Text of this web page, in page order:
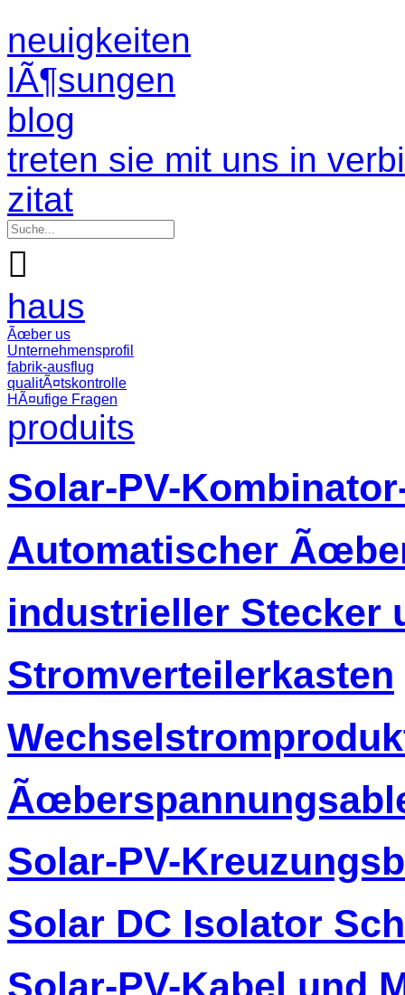
neuigkeiten
lÃ¶sungen
blog
treten sie mit uns in
zitat

haus
Ãœber us
Unternehmensprofil
fabrik-ausflug
qualitÃ¤tskontrolle
HÃ¤ufige Fragen
produits
Solar-PV-
Automatischer
industrieller Stecker
Stromverteilerkasten
Solar-PV-
Solar DC Isolator
Solar-PV-Kabel und